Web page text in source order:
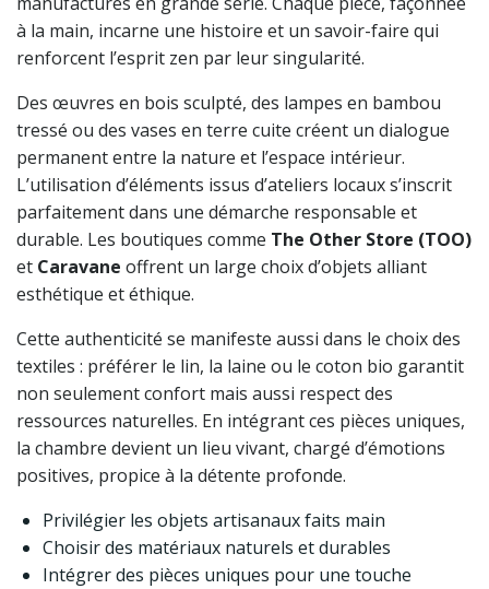
à la main, incarne une histoire et un savoir-faire qui
renforcent l’esprit zen par leur singularité.
Des œuvres en bois sculpté, des lampes en bambou
tressé ou des vases en terre cuite créent un dialogue
permanent entre la nature et l’espace intérieur.
L’utilisation d’éléments issus d’ateliers locaux s’inscrit
parfaitement dans une démarche responsable et
durable. Les boutiques comme The Other Store (TOO)
et Caravane offrent un large choix d’objets alliant
esthétique et éthique.
Cette authenticité se manifeste aussi dans le choix des
textiles : préférer le lin, la laine ou le coton bio garantit
non seulement confort mais aussi respect des
ressources naturelles. En intégrant ces pièces uniques,
la chambre devient un lieu vivant, chargé d’émotions
positives, propice à la détente profonde.
Privilégier les objets artisanaux faits main
Choisir des matériaux naturels et durables
Intégrer des pièces uniques pour une touche